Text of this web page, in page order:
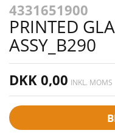
4331651900
PRINTED
ASSY_B290
DKK 0,00 INKL. MOMS